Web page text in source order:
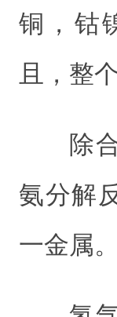
铜，钴
且，整
除
氨分解
一金属。